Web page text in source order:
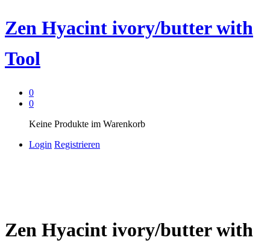
Zen Hyacint ivory/butter with
Tool
0
0
Keine Produkte im Warenkorb
Login Registrieren
Zen Hyacint ivory/butter with